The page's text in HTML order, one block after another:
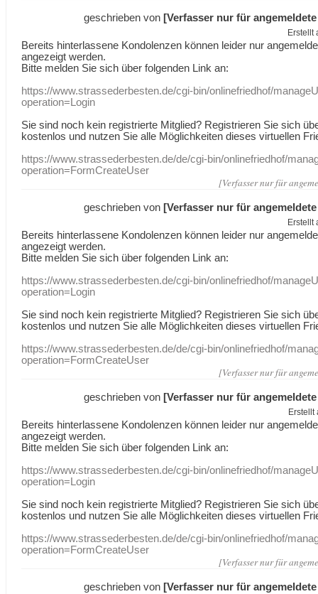
geschrieben von [Verfasser nur für
Erstellt
Bereits hinterlassene Kondolenzen können leider nur
angezeigt werden.
Bitte melden Sie sich über folgenden Link an:
https://www.strassederbesten.de/cgi-bin/onlinefriedhof/
operation=Login
Sie sind noch kein registrierte Mitglied? Registrieren Sie sich
kostenlos und nutzen Sie alle Möglichkeiten dieses virtuellen
https://www.strassederbesten.de/de/cgi-bin/onlinefriedhof/
operation=FormCreateUser
[Verfasser nur für
geschrieben von [Verfasser nur für
Erstellt
Bereits hinterlassene Kondolenzen können leider nur
angezeigt werden.
Bitte melden Sie sich über folgenden Link an:
https://www.strassederbesten.de/cgi-bin/onlinefriedhof/
operation=Login
Sie sind noch kein registrierte Mitglied? Registrieren Sie sich
kostenlos und nutzen Sie alle Möglichkeiten dieses virtuellen
https://www.strassederbesten.de/de/cgi-bin/onlinefriedhof/
operation=FormCreateUser
[Verfasser nur für
geschrieben von [Verfasser nur für
Erstellt
Bereits hinterlassene Kondolenzen können leider nur
angezeigt werden.
Bitte melden Sie sich über folgenden Link an:
https://www.strassederbesten.de/cgi-bin/onlinefriedhof/
operation=Login
Sie sind noch kein registrierte Mitglied? Registrieren Sie sich
kostenlos und nutzen Sie alle Möglichkeiten dieses virtuellen
https://www.strassederbesten.de/de/cgi-bin/onlinefriedhof/
operation=FormCreateUser
[Verfasser nur für
geschrieben von [Verfasser nur für